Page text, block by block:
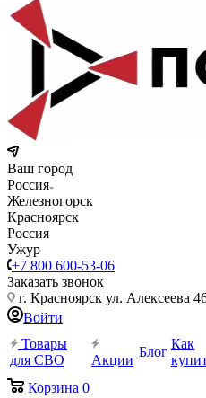
Ваш город
Россия
Железногорск
Красноярск
Россия
Ужур
+7 800 600-53-06
Заказать звонок
г. Красноярск ул. Алексеева
Войти
Товары
для СВО
Акции
Блог
Как
Корзина 0